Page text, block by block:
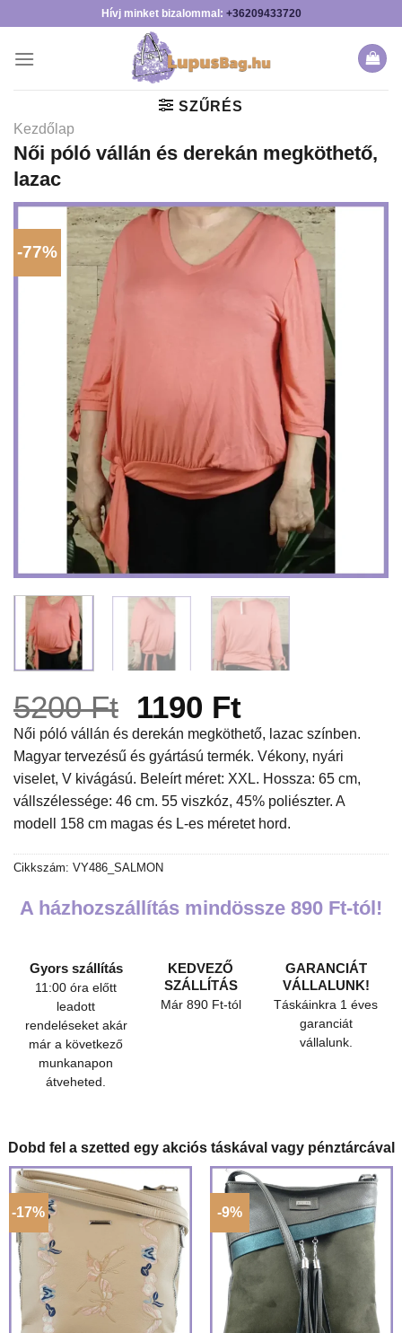
content
Hívj minket bizalommal: +36209433720
SZŰRÉS
Kezdőlap
Női póló vállán és derekán megköthető,
lazac
-77%
5200Ft Original
price
was:
5200 Ft.
1190 FtCurrent
price
is:
1190 Ft.
Női póló vállán és derekán megköthető, lazac színben.
Magyar tervezésű és gyártású termék. Vékony, nyári
viselet, V kivágású. Beleírt méret: XXL. Hossza: 65 cm,
vállszélessége: 46 cm. 55 viszkóz, 45% poliészter. A
modell 158 cm magas és L-es méretet hord.
Cikkszám: VY486_SALMON
A házhozszállítás mindössze 890 Ft-tól!
Gyors szállítás
11:00 óra előtt
leadott
rendeléseket akár
már a következő
munkanapon
átveheted.
KEDVEZŐ
SZÁLLÍTÁS
Már 890 Ft-tól
GARANCIÁT
VÁLLALUNK!
Táskáinkra 1 éves
garanciát
vállalunk.
Dobd fel a szetted egy akciós táskával vagy pénztárcával
-17% -9%